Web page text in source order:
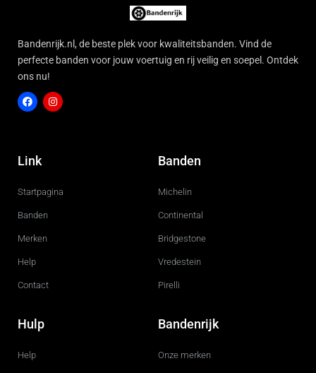
Bandenrijk.nl, de beste plek voor kwaliteitsbanden. Vind de
perfecte banden voor jouw voertuig en rij veilig en soepel. Ontdek
ons nu!
c
e
o
g
r
Link
Startpagina
Banden
Merken
Help
Contact
Banden
Michelin
Continental
Bridgestone
Vredestein
Pirelli
Hulp
Help
Bandenrijk
Onze merken